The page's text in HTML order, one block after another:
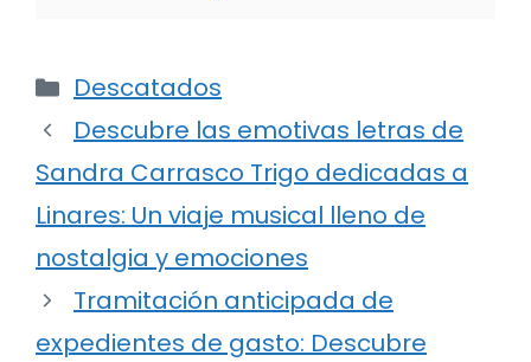
Categorías
Descatados
Descubre las emotivas letras de
Sandra Carrasco Trigo dedicadas a
Linares: Un viaje musical lleno de
nostalgia y emociones
Tramitación anticipada de
expedientes de gasto: Descubre